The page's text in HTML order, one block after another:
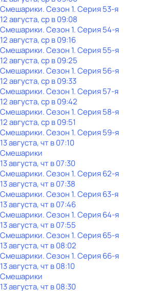
Смешарики. Сезон 1. Серия 53-я
12 августа, ср в 09:08
Смешарики. Сезон 1. Серия 54-я
12 августа, ср в 09:16
Смешарики. Сезон 1. Серия 55-я
12 августа, ср в 09:25
Смешарики. Сезон 1. Серия 56-я
12 августа, ср в 09:33
Смешарики. Сезон 1. Серия 57-я
12 августа, ср в 09:42
Смешарики. Сезон 1. Серия 58-я
12 августа, ср в 09:51
Смешарики. Сезон 1. Серия 59-я
13 августа, чт в 07:10
Смешарики
13 августа, чт в 07:30
Смешарики. Сезон 1. Серия 62-я
13 августа, чт в 07:38
Смешарики. Сезон 1. Серия 63-я
13 августа, чт в 07:46
Смешарики. Сезон 1. Серия 64-я
13 августа, чт в 07:55
Смешарики. Сезон 1. Серия 65-я
13 августа, чт в 08:02
Смешарики. Сезон 1. Серия 66-я
13 августа, чт в 08:10
Смешарики
13 августа, чт в 08:30